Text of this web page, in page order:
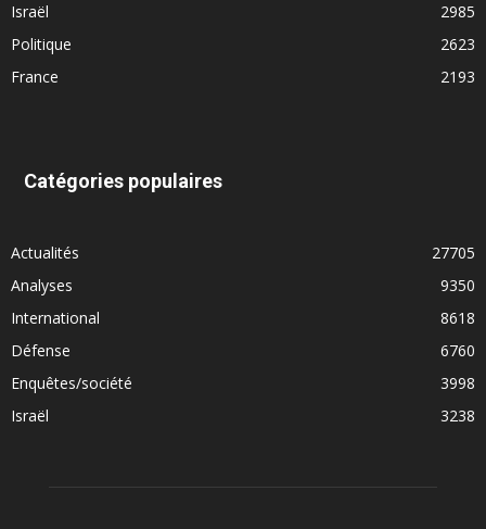
Israël
2985
Politique
2623
France
2193
Catégories populaires
Actualités
27705
Analyses
9350
International
8618
Défense
6760
Enquêtes/société
3998
Israël
3238